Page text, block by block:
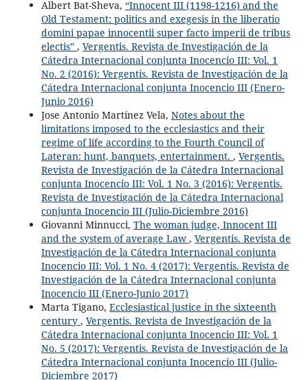
Albert Bat-Sheva, “Innocent III (1198-1216) and the
Old Testament: politics and exegesis in the liberatio
domini papae innocentii super facto imperii de tribus
electis” , Vergentis. Revista de Investigación de la
Cátedra Internacional conjunta Inocencio III: Vol. 1
No. 2 (2016): Vergentis. Revista de Investigación de la
Cátedra Internacional conjunta Inocencio III (Enero-
Junio 2016)
Jose Antonio Martínez Vela, Notes about the
limitations imposed to the ecclesiastics and their
regime of life according to the Fourth Council of
Lateran: hunt, banquets, entertainment. , Vergentis.
Revista de Investigación de la Cátedra Internacional
conjunta Inocencio III: Vol. 1 No. 3 (2016): Vergentis.
Revista de Investigación de la Cátedra Internacional
conjunta Inocencio III (Julio-Diciembre 2016)
Giovanni Minnucci, The woman judge, Innocent III
and the system of average Law , Vergentis. Revista de
Investigación de la Cátedra Internacional conjunta
Inocencio III: Vol. 1 No. 4 (2017): Vergentis. Revista de
Investigación de la Cátedra Internacional conjunta
Inocencio III (Enero-Junio 2017)
Marta Tigano, Ecclesiastical justice in the sixteenth
century , Vergentis. Revista de Investigación de la
Cátedra Internacional conjunta Inocencio III: Vol. 1
No. 5 (2017): Vergentis. Revista de Investigación de la
Cátedra Internacional conjunta Inocencio III (Julio-
Diciembre 2017)